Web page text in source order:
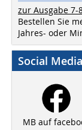
zur Ausgabe 7-
Bestellen Sie
Jahres- oder
Social Media
MB auf